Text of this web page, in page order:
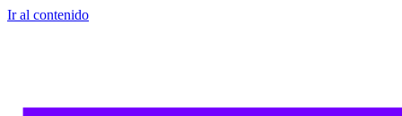
Ir al contenido